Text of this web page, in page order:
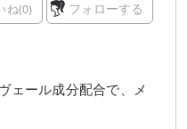
ね(0) フォローする
ェール成分配合で、メ